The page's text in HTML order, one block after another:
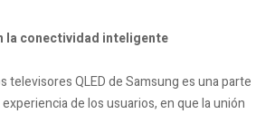
la conectividad inteligente
televisores QLED de Samsung es una parte
de los usuarios, en que la unión